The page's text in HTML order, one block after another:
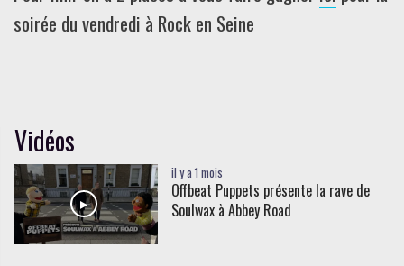
soirée du vendredi à Rock en Seine
Vidéos
il y a 1 mois
Offbeat Puppets présente la rave de
Soulwax à Abbey Road